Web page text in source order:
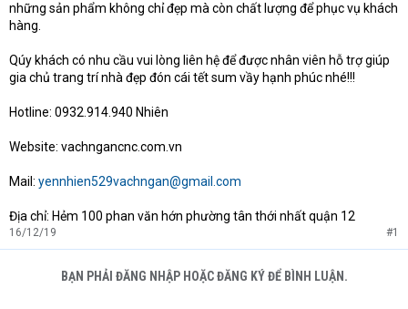
những sản phẩm không chỉ đẹp mà còn chất lượng để phục vụ khách
hàng.
Qúy khách có nhu cầu vui lòng liên hệ để được nhân viên hỗ trợ giúp
gia chủ trang trí nhà đẹp đón cái tết sum vầy hạnh phúc nhé!!!
Hotline: 0932.914.940 Nhiên
Website: vachngancnc.com.vn
Mail: yennhien529vachngan@gmail.com
Địa chỉ: Hẻm 100 phan văn hớn phường tân thới nhất quận 12
16/12/19 #1
BẠN PHẢI ĐĂNG NHẬP HOẶC ĐĂNG KÝ ĐỂ BÌNH LUẬN.